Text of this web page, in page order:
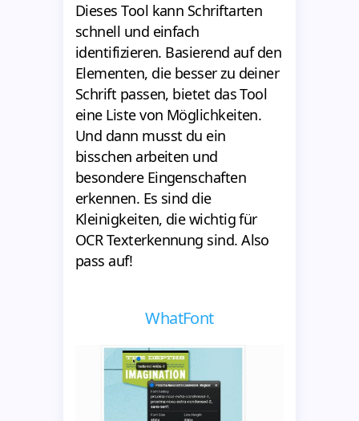
Dieses Tool kann Schriftarten
schnell und einfach
identifizieren. Basierend auf den
Elementen, die besser zu deiner
Schrift passen, bietet das Tool
eine Liste von Möglichkeiten.
Und dann musst du ein
bisschen arbeiten und
besondere Eingenschaften
erkennen. Es sind die
Kleinigkeiten, die wichtig für
OCR Texterkennung sind. Also
pass auf!
WhatFont